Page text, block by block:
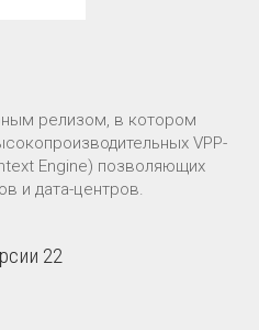
релизом, в котором
VPP-
Engine) позволяющих
и дата-центров.
22